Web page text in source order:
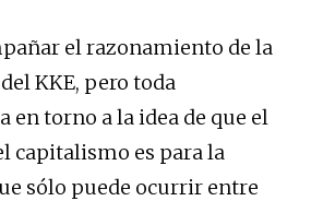
el razonamiento de la
KKE, pero toda
en torno a la idea de que el
capitalismo es para la
sólo puede ocurrir entre